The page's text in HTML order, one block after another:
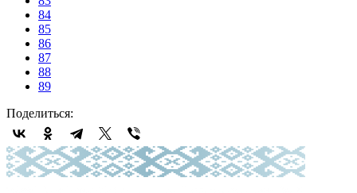
84
85
86
87
88
89
Поделиться: